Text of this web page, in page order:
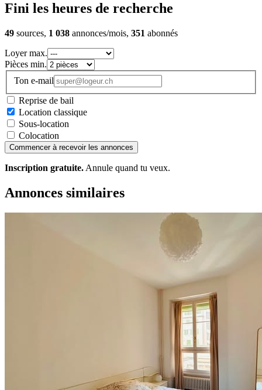
Fini les heures de recherche
49 sources, 1 038 annonces/mois, 351 abonnés
Loyer max.
Pièces min.
Ton e-mail
Reprise de bail
Location classique
Sous-location
Colocation
Commencer à recevoir les annonces
Inscription gratuite. Annule quand tu veux.
Annonces similaires